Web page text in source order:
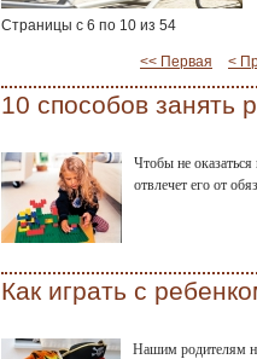
Страницы с 6 по 10 из 54
<< Первая <
10 способов занять
Чтобы не
отвлечет его от
Как играть с
Нашим родителям